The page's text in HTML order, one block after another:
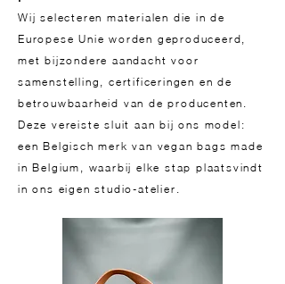
Wij selecteren materialen die in de
Europese Unie worden geproduceerd,
met bijzondere aandacht voor
samenstelling, certificeringen en de
betrouwbaarheid van de producenten.
Deze vereiste sluit aan bij ons model:
een Belgisch merk van vegan bags made
in Belgium, waarbij elke stap plaatsvindt
in ons eigen studio-atelier.